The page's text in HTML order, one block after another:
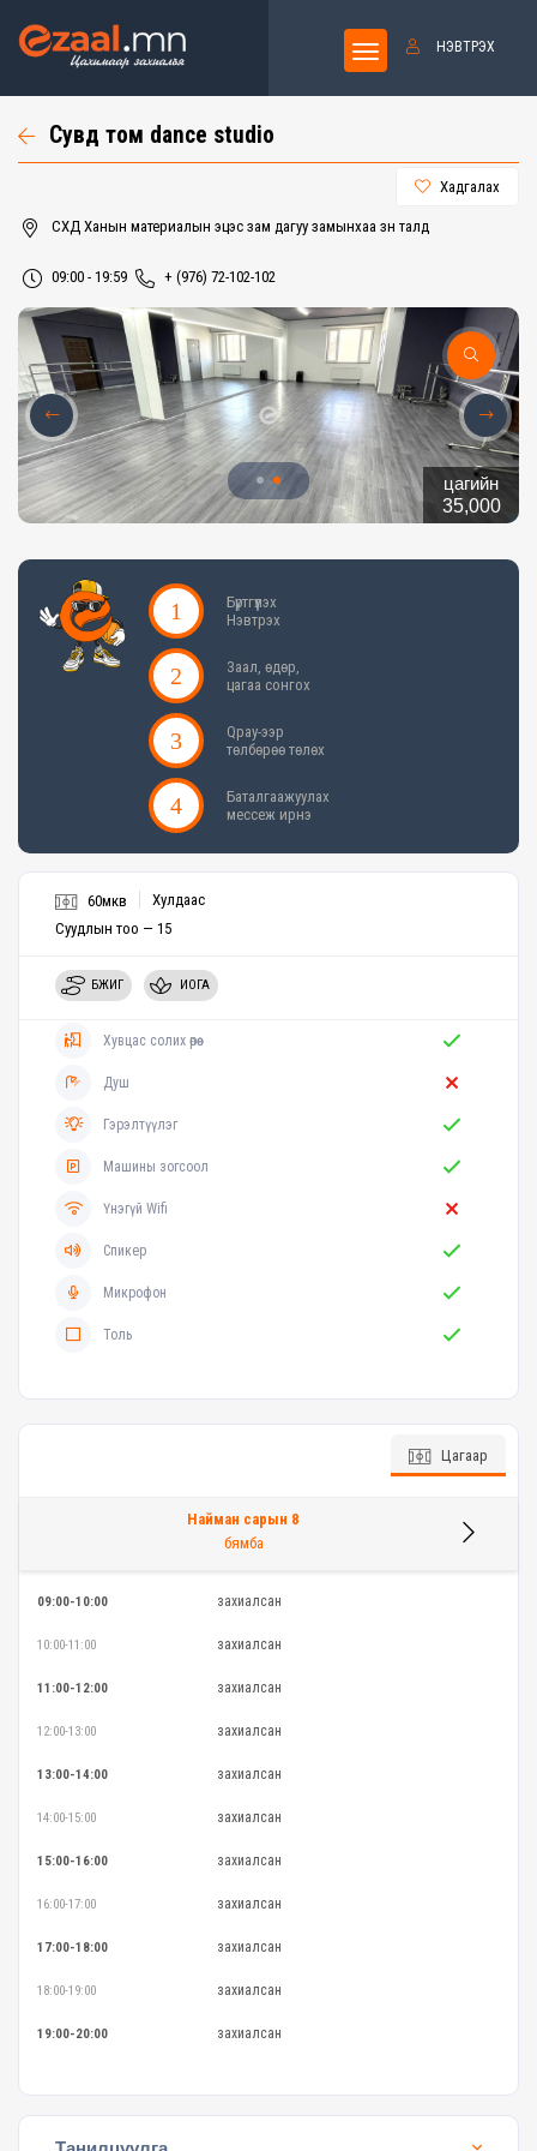
НЭВТРЭХ
Сувд том dance studio
Хадгалах
СХД Ханын материалын эцэс зам дагуу замынхаа зүүн талд
09:00 - 19:59 + (976) 72-102-102
цагийн
35,000
Бүртгүүлэх
Нэвтрэх
Заал, өдөр,
цагаа сонгох
Qpay-ээр
төлбөрөө төлөх
Баталгаажуулах
мессеж ирнэ
60мкв
Хулдаас
Суудлын тоо — 15
БҮЖИГ ИОГА
Хувцас солих өрөө
Душ
Гэрэлтүүлэг
Машины зогсоол
Үнэгүй Wifi
Спикер
Микрофон
Толь
Цагаар
Найман сарын 8
бямба
09:00-10:00 захиалсан
10:00-11:00 захиалсан
11:00-12:00 захиалсан
12:00-13:00 захиалсан
13:00-14:00 захиалсан
14:00-15:00 захиалсан
15:00-16:00 захиалсан
16:00-17:00 захиалсан
17:00-18:00 захиалсан
18:00-19:00 захиалсан
19:00-20:00 захиалсан